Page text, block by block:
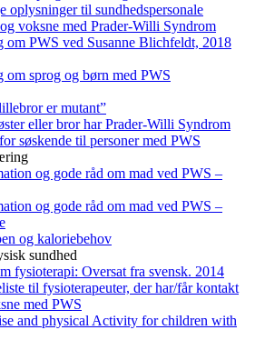
oplysninger til sundhedspersonale
voksne med Prader-Willi Syndrom
om PWS ved Susanne Blichfeldt, 2018
om sprog og børn med PWS
er mutant”
eller bror har Prader-Willi Syndrom
søskende til personer med PWS
og gode råd om mad ved PWS –
og gode råd om mad ved PWS –
og kaloriebehov
sundhed
fysioterapi: Oversat fra svensk. 2014
til fysioterapeuter, der har/får kontakt
med PWS
and physical Activity for children with